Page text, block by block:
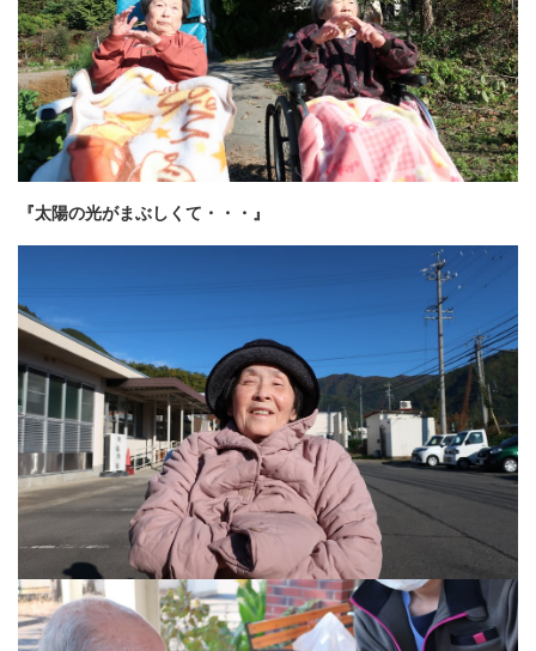
『太陽の光がまぶしくて・・・』